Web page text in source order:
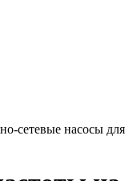
сетевые насосы для